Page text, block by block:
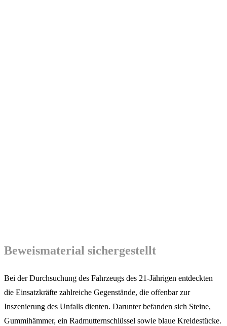
Beweismaterial sichergestellt
Bei der Durchsuchung des Fahrzeugs des 21-Jährigen entdeckten
die Einsatzkräfte zahlreiche Gegenstände, die offenbar zur
Inszenierung des Unfalls dienten. Darunter befanden sich Steine,
Gummihämmer, ein Radmutternschlüssel sowie blaue Kreidestücke.